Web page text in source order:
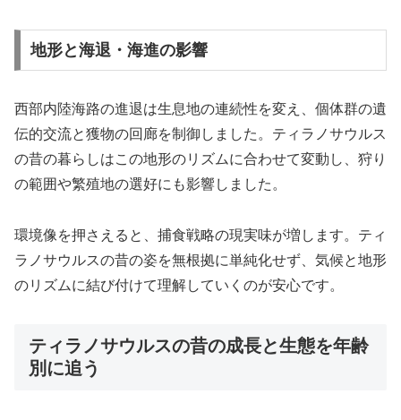
地形と海退・海進の影響
西部内陸海路の進退は生息地の連続性を変え、個体群の遺
伝的交流と獲物の回廊を制御しました。ティラノサウルス
の昔の暮らしはこの地形のリズムに合わせて変動し、狩り
の範囲や繁殖地の選好にも影響しました。
環境像を押さえると、捕食戦略の現実味が増します。ティ
ラノサウルスの昔の姿を無根拠に単純化せず、気候と地形
のリズムに結び付けて理解していくのが安心です。
ティラノサウルスの昔の成長と生態を年齢
別に追う